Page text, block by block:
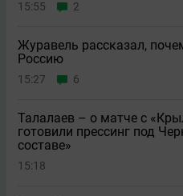
15:55 2
Журавель рассказал,
Россию
15:27 6
Талалаев – о матче с
готовили прессинг под
составе»
15:18